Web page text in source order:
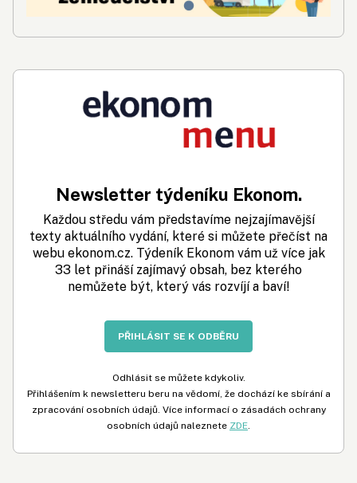
Newsletter týdeníku Ekonom.
Každou středu vám představíme nejzajímavější
texty aktuálního vydání, které si můžete přečíst na
webu ekonom.cz. Týdeník Ekonom vám už více jak
33 let přináší zajímavý obsah, bez kterého
nemůžete být, který vás rozvíjí a baví!
PŘIHLÁSIT SE K ODBĚRU
Odhlásit se můžete kdykoliv.
Přihlášením k newsletteru beru na vědomí, že dochází ke sbírání a
zpracování osobních údajů. Více informací o zásadách ochrany
osobních údajů naleznete ZDE